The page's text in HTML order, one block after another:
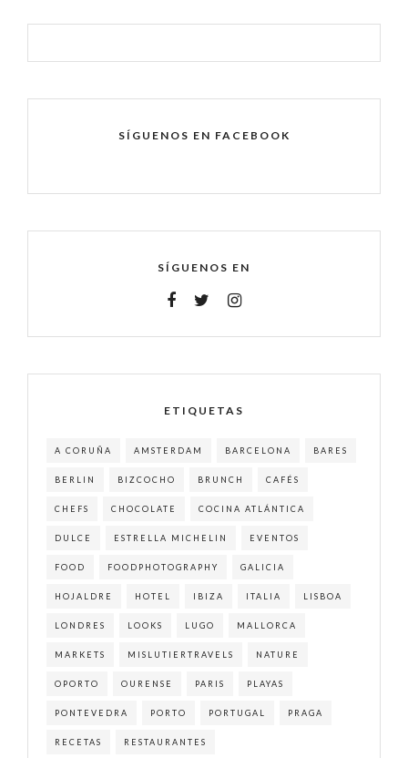
SÍGUENOS EN FACEBOOK
SÍGUENOS EN
ETIQUETAS
A CORUÑA AMSTERDAM BARCELONA BARES
BERLIN BIZCOCHO BRUNCH CAFÉS
CHEFS CHOCOLATE COCINA ATLÁNTICA
DULCE ESTRELLA MICHELIN EVENTOS
FOOD FOODPHOTOGRAPHY GALICIA
HOJALDRE HOTEL IBIZA ITALIA LISBOA
LONDRES LOOKS LUGO MALLORCA
MARKETS MISLUTIERTRAVELS NATURE
OPORTO OURENSE PARIS PLAYAS
PONTEVEDRA PORTO PORTUGAL PRAGA
RECETAS RESTAURANTES